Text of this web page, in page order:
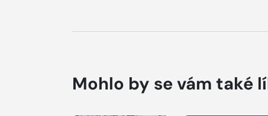
Mohlo by se vám také